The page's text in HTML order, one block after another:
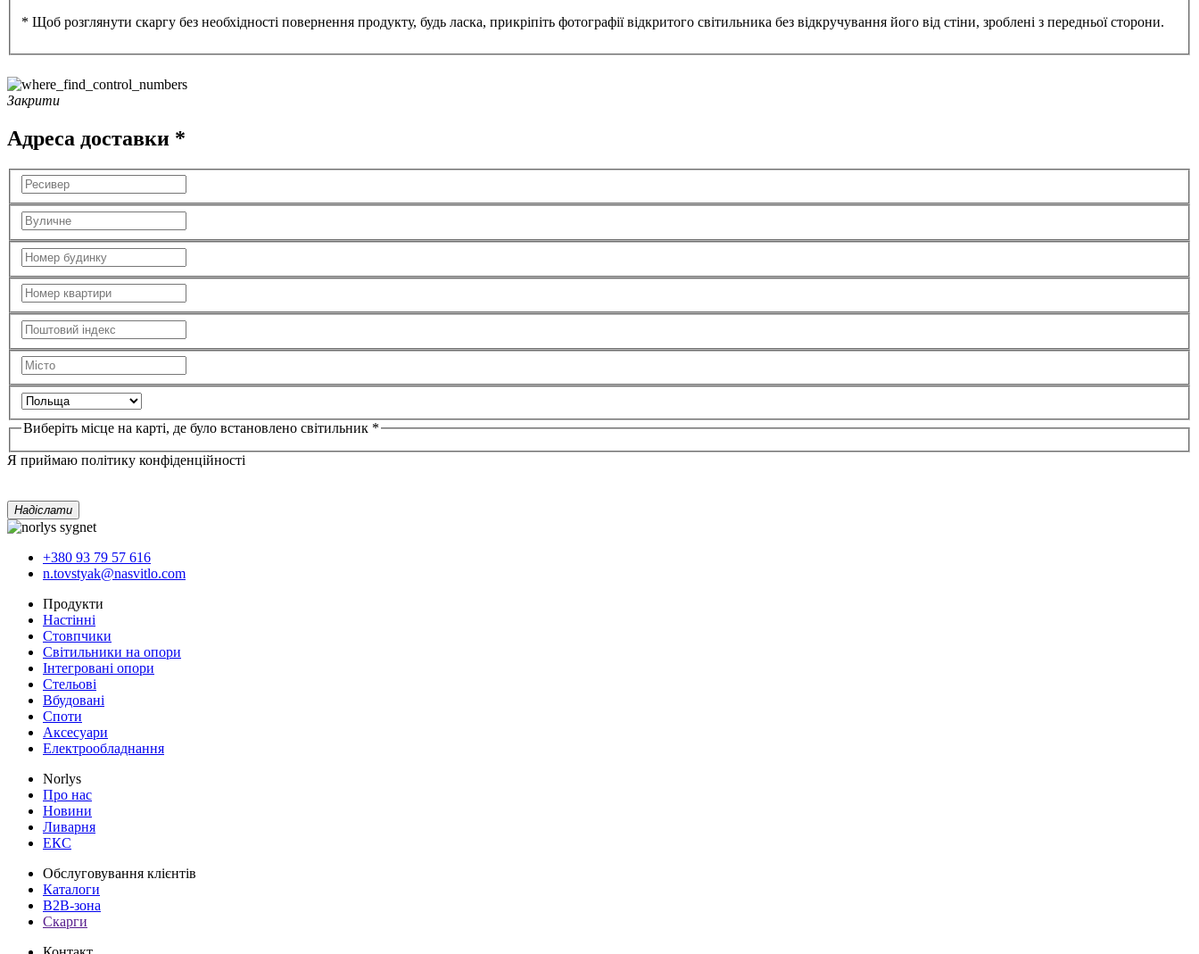
* Щоб розглянути скаргу без необхідності повернення продукту, будь ласка, прикріпіть фотографії відкритого світильника без відкручування його від стіни, зроблені з передньої сторони.
Закрити
Адреса доставки *
Виберіть місце на карті, де було встановлено світильник *
Я приймаю політику конфіденційності
Надіслати
+380 93 79 57 616
n.tovstyak@nasvitlo.com
Продукти
Настінні
Стовпчики
Світильники на опори
Інтегровані опори
Стельові
Вбудовані
Споти
Аксесуари
Електрообладнання
Norlys
Про нас
Новини
Ливарня
ЕКС
Обслуговування клієнтів
Каталоги
B2B-зона
Скарги